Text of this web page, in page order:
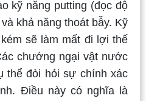
kỹ năng putting (đọc độ
khả năng thoát bẫy. Kỹ
sẽ làm mất đi lợi thế
chướng ngại vật nước
thể đòi hỏi sự chính xác
Điều này có nghĩa là